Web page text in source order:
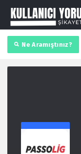
Ne Aramıştınız?